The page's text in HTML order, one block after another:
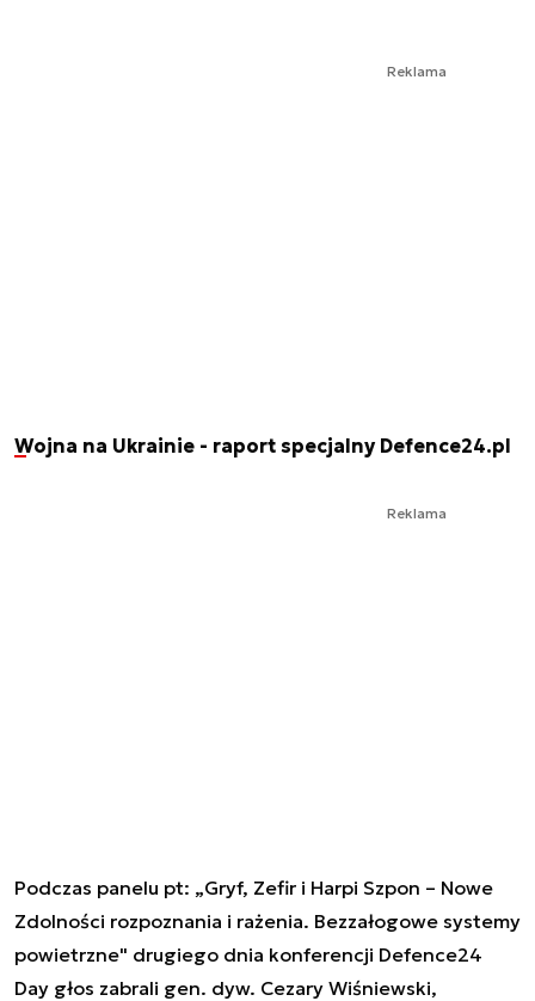
Reklama
Wojna na Ukrainie - raport specjalny Defence24.pl
Reklama
Podczas panelu pt: „Gryf, Zefir i Harpi Szpon – Nowe
Zdolności rozpoznania i rażenia. Bezzałogowe systemy
powietrzne" drugiego dnia konferencji Defence24
Day głos zabrali gen. dyw. Cezary Wiśniewski,